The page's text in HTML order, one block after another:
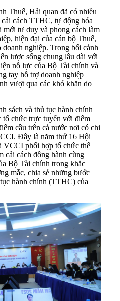
Thuế, Hải quan đã có nhiều
cách TTHC, tự động hóa
mới tư duy và phong cách làm
hiện đại của cán bộ Thuế,
doanh nghiệp. Trong bối cảnh
lược sống chung lâu dài với
nỗ lực của Bộ Tài chính và
tay hỗ trợ doanh nghiệp
vượt qua các khó khăn do
sách và thủ tục hành chính
tổ chức trực tuyến với điểm
cầu trên cả nước nơi có chi
Đây là năm thứ 16 Hội
VCCI phối hợp tổ chức thể
cải cách đồng hành cùng
Bộ Tài chính trong khắc
mắc, chia sẻ những bước
hành chính (TTHC) của